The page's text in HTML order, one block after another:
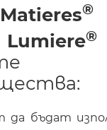
да бъдат